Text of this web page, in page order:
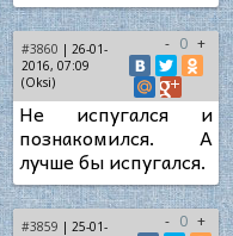
#3860 | 26-01-
2016, 07:09
(Oksi)
- 0 +
Не испугался и
познакомился. А
лучше бы испугался.
#3859 | 25-01-
- 0 +